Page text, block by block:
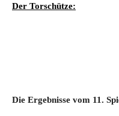
Der Torschütze:
Die Ergebnisse vom 11.